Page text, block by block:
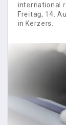
international
Freitag, 14.
in Kerzers.